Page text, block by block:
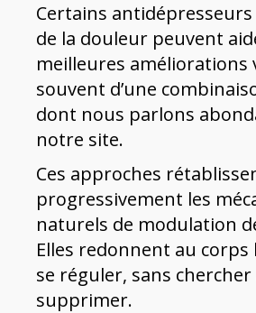
Certains
de la douleur peuvent
meilleures améliorations
souvent d’une
dont nous parlons
notre site.
Ces approches
progressivement les
naturels de modulation
Elles redonnent au corps
se réguler, sans
supprimer.